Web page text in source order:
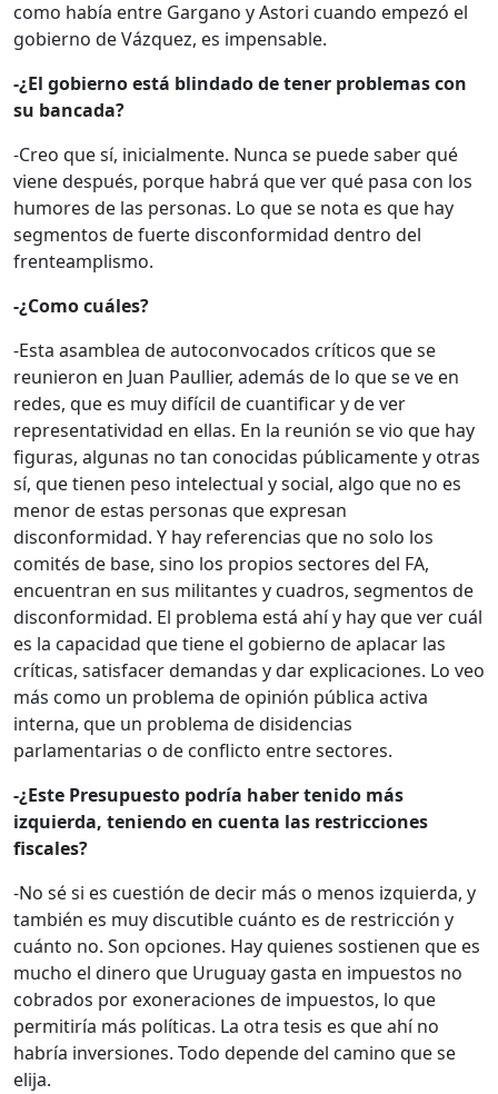
como había entre Gargano y Astori cuando empezó el
gobierno de Vázquez, es impensable.
-¿El gobierno está blindado de tener problemas con
su bancada?
-Creo que sí, inicialmente. Nunca se puede saber qué
viene después, porque habrá que ver qué pasa con los
humores de las personas. Lo que se nota es que hay
segmentos de fuerte disconformidad dentro del
frenteamplismo.
-¿Como cuáles?
-Esta asamblea de autoconvocados críticos que se
reunieron en Juan Paullier, además de lo que se ve en
redes, que es muy difícil de cuantificar y de ver
representatividad en ellas. En la reunión se vio que hay
figuras, algunas no tan conocidas públicamente y otras
sí, que tienen peso intelectual y social, algo que no es
menor de estas personas que expresan
disconformidad. Y hay referencias que no solo los
comités de base, sino los propios sectores del FA,
encuentran en sus militantes y cuadros, segmentos de
disconformidad. El problema está ahí y hay que ver cuál
es la capacidad que tiene el gobierno de aplacar las
críticas, satisfacer demandas y dar explicaciones. Lo veo
más como un problema de opinión pública activa
interna, que un problema de disidencias
parlamentarias o de conflicto entre sectores.
-¿Este Presupuesto podría haber tenido más
izquierda, teniendo en cuenta las restricciones
fiscales?
-No sé si es cuestión de decir más o menos izquierda, y
también es muy discutible cuánto es de restricción y
cuánto no. Son opciones. Hay quienes sostienen que es
mucho el dinero que Uruguay gasta en impuestos no
cobrados por exoneraciones de impuestos, lo que
permitiría más políticas. La otra tesis es que ahí no
habría inversiones. Todo depende del camino que se
elija.